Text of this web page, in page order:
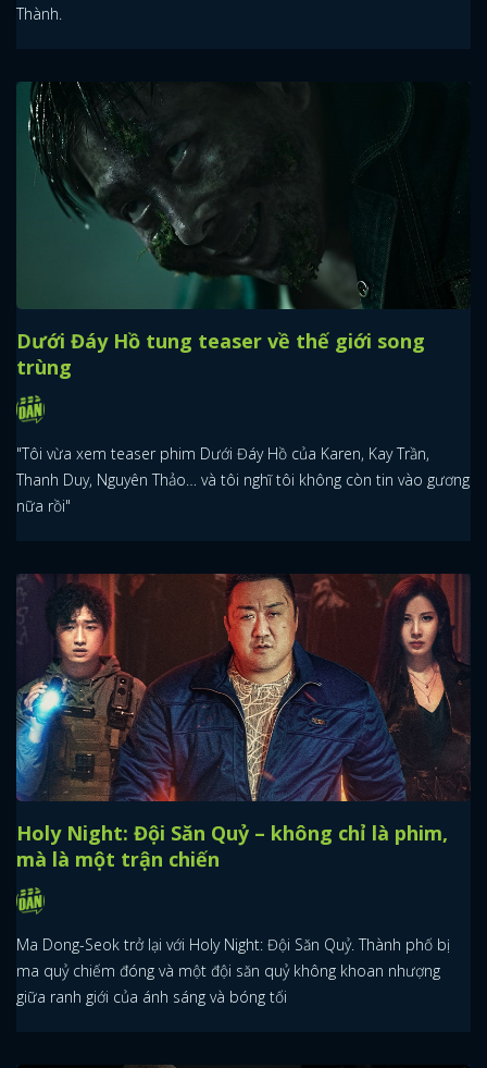
ĐĂNG NHẬP
Thành.
Dưới Đáy Hồ tung teaser về thế giới song
trùng
"Tôi vừa xem teaser phim Dưới Đáy Hồ của Karen, Kay Trần,
Thanh Duy, Nguyên Thảo… và tôi nghĩ tôi không còn tin vào gương
nữa rồi"
Holy Night: Đội Săn Quỷ – không chỉ là phim,
mà là một trận chiến
Ma Dong-Seok trở lại với Holy Night: Đội Săn Quỷ. Thành phố bị
ma quỷ chiếm đóng và một đội săn quỷ không khoan nhượng
giữa ranh giới của ánh sáng và bóng tối